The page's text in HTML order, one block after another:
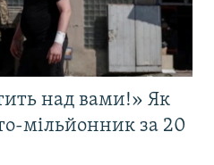
над вами!» Як
мільйонник за 20